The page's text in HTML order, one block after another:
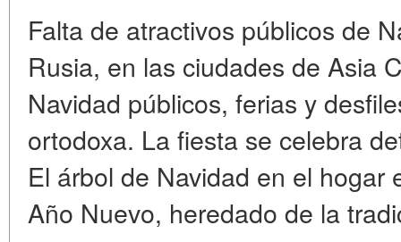
Falta de atractivos públicos de
Rusia, en las ciudades de Asia
Navidad públicos, ferias y
ortodoxa. La fiesta se celebra
El árbol de Navidad en el
Año Nuevo, heredado de la